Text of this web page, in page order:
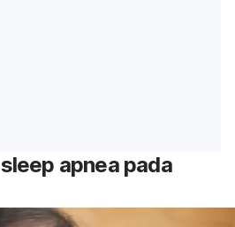
sleep apneapada